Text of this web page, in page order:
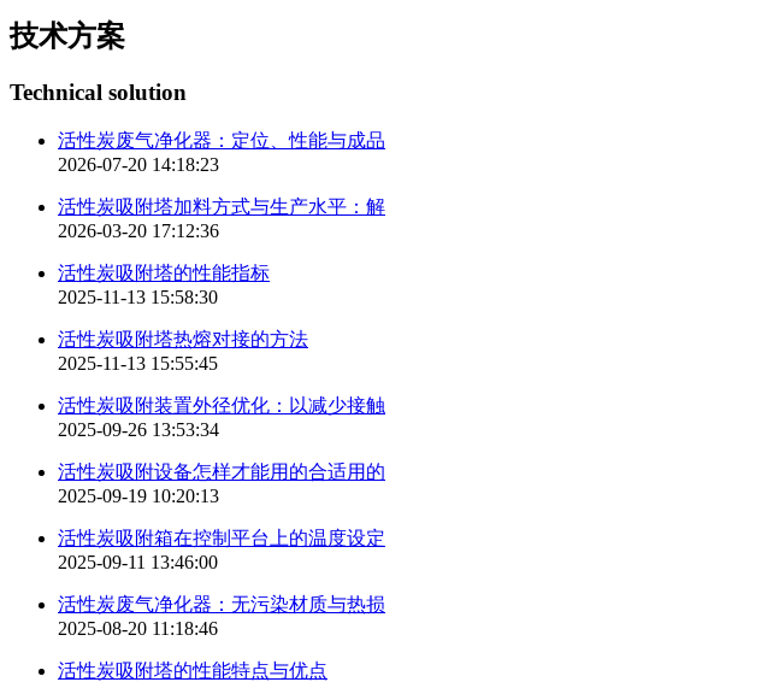
技术方案
Technical solution
活性炭废气净化器：定位、性能与成品
2026-07-20 14:18:23
活性炭吸附塔加料方式与生产水平：解
2026-03-20 17:12:36
活性炭吸附塔的性能指标
2025-11-13 15:58:30
活性炭吸附塔热熔对接的方法
2025-11-13 15:55:45
活性炭吸附装置外径优化：以减少接触
2025-09-26 13:53:34
活性炭吸附设备怎样才能用的合适用的
2025-09-19 10:20:13
活性炭吸附箱在控制平台上的温度设定
2025-09-11 13:46:00
活性炭废气净化器：无污染材质与热损
2025-08-20 11:18:46
活性炭吸附塔的性能特点与优点